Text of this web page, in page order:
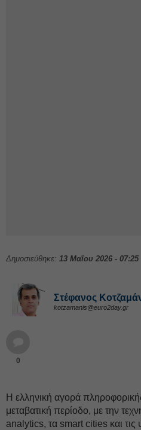
Δημοσιεύθηκε: 13 Μαΐου 2026 - 07:25
Στέφανος
kotzamanis@euro2day.gr
0
Η ελληνική αγορά
μεταβατική περίοδο, με την
analytics, τα smart cities και